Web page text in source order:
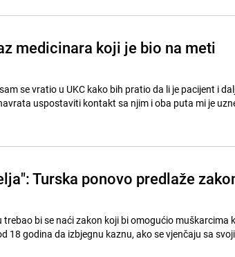
medicinara koji je bio na meti
se vratio u UKC kako bih pratio da li je pacijent i
uspostaviti kontakt sa njim i oba puta mi je
Turska ponovo predlaže
bi se naći zakon koji bi omogućio muškarcima
18 godina da izbjegnu kaznu, ako se vjenčaju sa